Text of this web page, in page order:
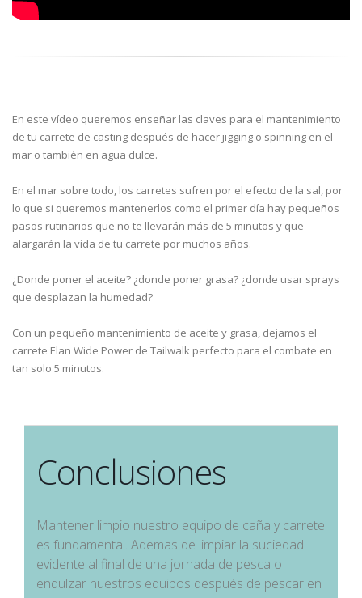
En este vídeo queremos enseñar las claves para el mantenimiento
de tu carrete de casting después de hacer jigging o spinning en el
mar o también en agua dulce.
En el mar sobre todo, los carretes sufren por el efecto de la sal, por
lo que si queremos mantenerlos como el primer día hay pequeños
pasos rutinarios que no te llevarán más de 5 minutos y que
alargarán la vida de tu carrete por muchos años.
¿Donde poner el aceite? ¿donde poner grasa? ¿donde usar sprays
que desplazan la humedad?
Con un pequeño mantenimiento de aceite y grasa, dejamos el
carrete Elan Wide Power de Tailwalk perfecto para el combate en
tan solo 5 minutos.
Conclusiones
Mantener limpio nuestro equipo de caña y carrete
es fundamental. Ademas de limpiar la suciedad
evidente al final de una jornada de pesca o
endulzar nuestros equipos después de pescar en